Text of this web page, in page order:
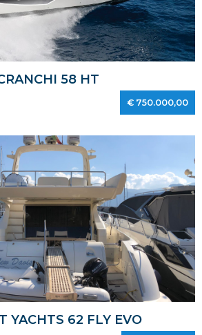
58 HT
€ 750.000,00
YACHTS 62 FLY EVO